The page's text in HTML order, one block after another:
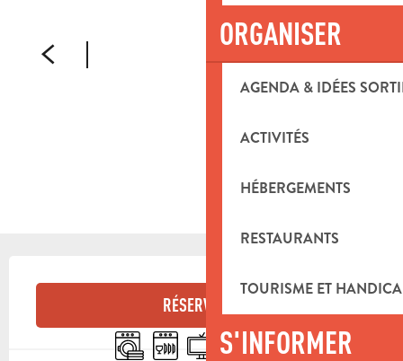
ORGANISER
AGENDA & IDÉES
ACTIVITÉS
HÉBERGEMENTS
RESTAURANTS
TOURISME ET
S'INFORMER
OUVERTURE ET COORDONNÉES
RÉSERVER
Lave lingeLave vaisselle
Télévision
WiFi Commerce alimentaire